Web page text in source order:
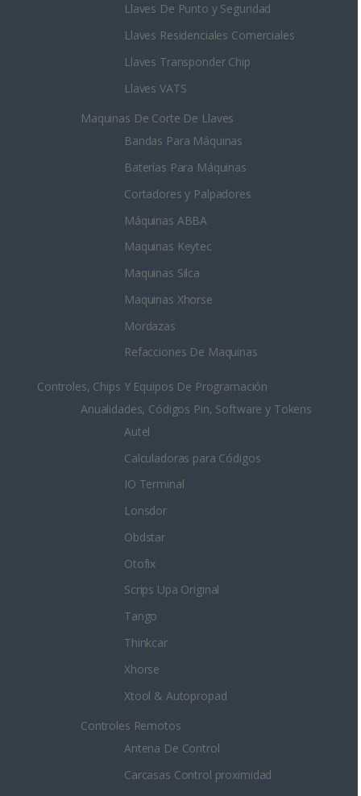
Llaves De Punto y Seguridad
Llaves Residenciales Comerciales
Llaves Transponder Chip
Llaves VATS
Maquinas De Corte De Llaves
Bandas Para Máquinas
Baterías Para Máquinas
Cortadores y Palpadores
Máquinas ABBA
Maquinas Keytec
Maquinas Silca
Maquinas Xhorse
Mordazas
Refacciones De Maquinas
Controles, Chips Y Equipos De Programación
Anualidades, Códigos Pin, Software y Tokens
Autel
Calculadoras para Códigos
IO Terminal
Lonsdor
Obdstar
Otofix
Scrips Upa Original
Tango
Thinkcar
Xhorse
Xtool & Autopropad
Controles Remotos
Antena De Control
Carcasas Control proximidad